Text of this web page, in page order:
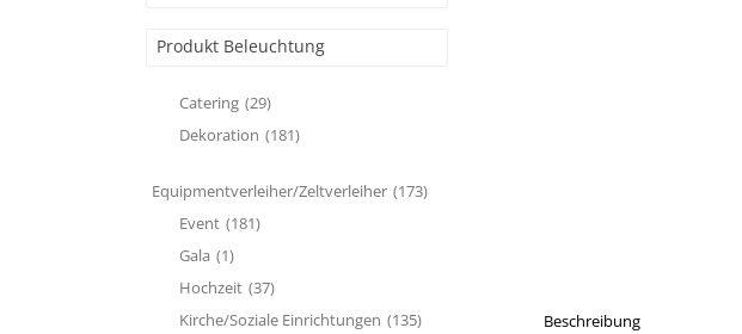
Beschreibung
Produkt Beleuchtung
Catering (29)
Dekoration (181)
Equipmentverleiher/Zeltverleiher (173)
Event (181)
Gala (1)
Hochzeit (37)
Kirche/Soziale Einrichtungen (135)